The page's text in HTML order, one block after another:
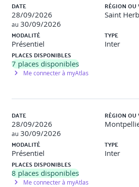
Réalisation complète d’un plan
avec gabarit entreprise
Présentation orale du livrable par
DATE
28/09/2026
au 30/09/2026
RÉGION
Saint
MODALITÉ
Présentiel
TYPE
Inter
PLACES DISPONIBLES
7 places disponibles
Me connecter à myAtlas
DATE
28/09/2026
au 30/09/2026
RÉGION
MODALITÉ
Présentiel
TYPE
Inter
PLACES DISPONIBLES
8 places disponibles
Me connecter à myAtlas